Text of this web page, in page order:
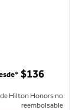
$136
Hilton Honors no
reembolsable